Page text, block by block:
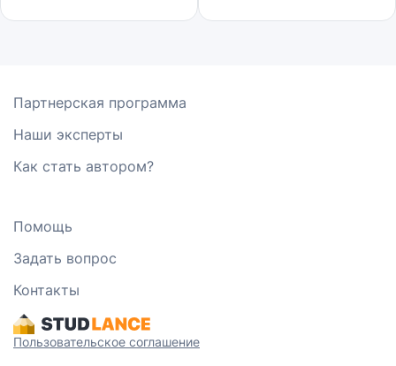
Партнерская программа
Наши эксперты
Как стать автором?
Помощь
Задать вопрос
Контакты
Пользовательское соглашение